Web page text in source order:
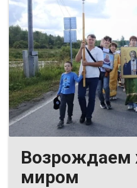
Возрождаем
миром